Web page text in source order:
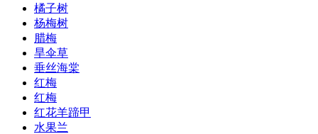
橘子树
杨梅树
腊梅
旱伞草
垂丝海棠
红梅
红梅
红花羊蹄甲
水果兰